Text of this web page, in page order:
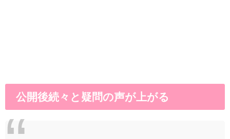
公開後続々と疑問の声が上がる